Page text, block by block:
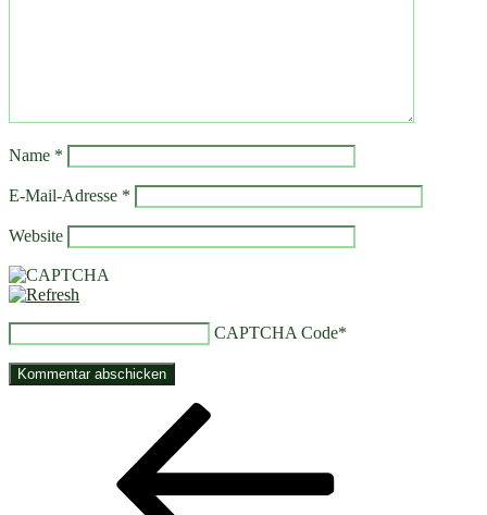
Name *
E-Mail-Adresse *
Website
CAPTCHA Code*
Beitragsnavigation